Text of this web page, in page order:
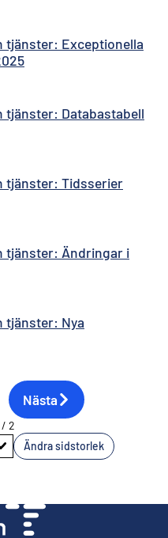
tjänster: Exceptionella
tjänster: Databastabell
tjänster: Tidsserier
tjänster: Ändringar i
tjänster: Nya
till sidan
Nästa
/ 2
Ändra sidstorlek